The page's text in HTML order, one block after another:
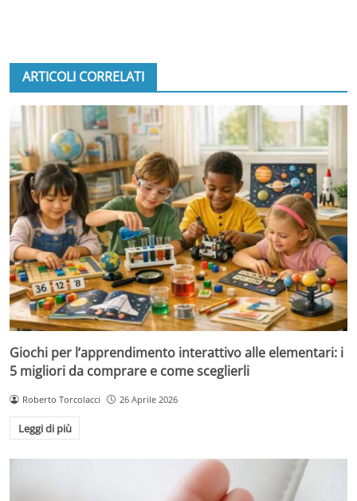
ARTICOLI CORRELATI
Giochi per l’apprendimento interattivo alle elementari: i
5 migliori da comprare e come sceglierli
Roberto Torcolacci 26 Aprile 2026
Leggi di più